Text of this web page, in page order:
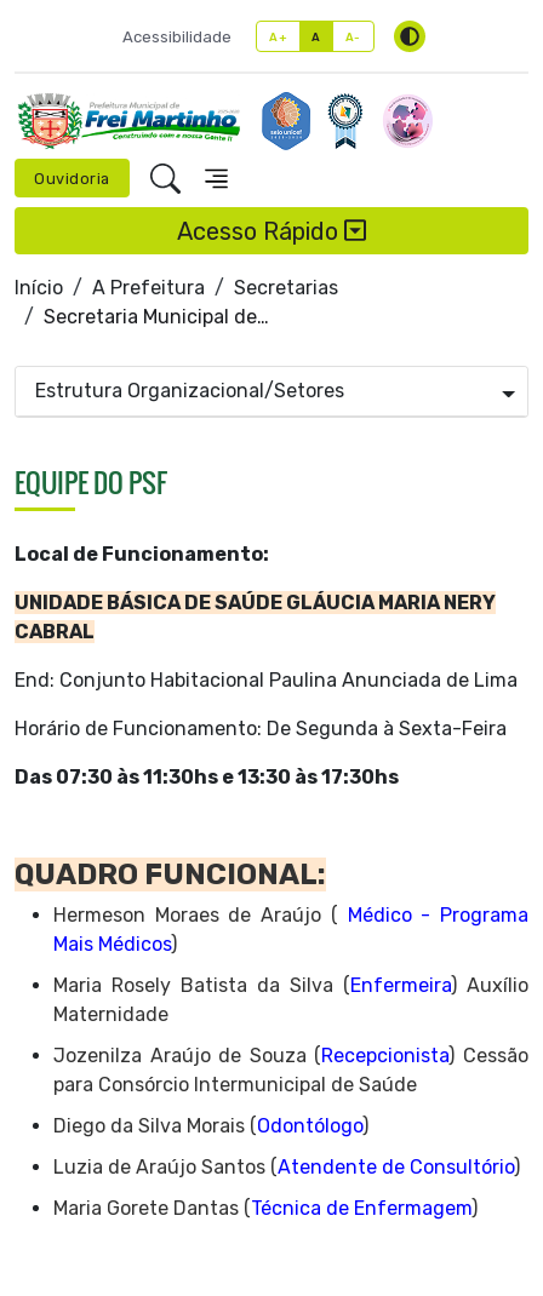
Acessibilidade A+ A A-
Ouvidoria
Acesso Rápido
Início A Prefeitura
Secretarias
Secretaria Municipal de Saúde
Estrutura Organizacional/Setores
EQUIPE DO PSF
Local de Funcionamento:
UNIDADE BÁSICA DE SAÚDE GLÁUCIA MARIA NERY
CABRAL
End: Conjunto Habitacional Paulina Anunciada de Lima
Horário de Funcionamento: De Segunda à Sexta-Feira
Das 07:30 às 11:30hs e 13:30 às 17:30hs
QUADRO FUNCIONAL:
Hermeson Moraes de Araújo ( Médico - Programa
Mais Médicos)
Maria Rosely Batista da Silva (Enfermeira) Auxílio
Maternidade
Jozenilza Araújo de Souza (Recepcionista) Cessão
para Consórcio Intermunicipal de Saúde
Diego da Silva Morais (Odontólogo)
Luzia de Araújo Santos (Atendente de Consultório)
Maria Gorete Dantas (Técnica de Enfermagem)